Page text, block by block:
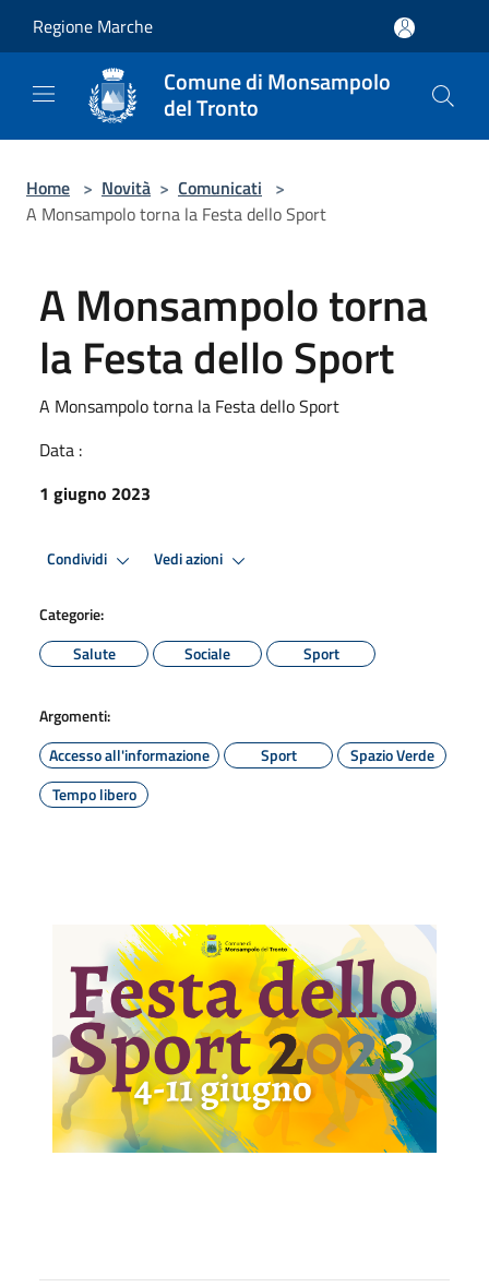
Regione Marche
Comune di Monsampolo
del Tronto
Home > Novità > Comunicati >
A Monsampolo torna la Festa dello Sport
A Monsampolo torna
la Festa dello Sport
A Monsampolo torna la Festa dello Sport
Data :
1 giugno 2023
Condividi Vedi azioni
Categorie:
Salute
Sociale Sport
Argomenti:
Accesso all'informazione
Sport
Spazio Verde
Tempo libero